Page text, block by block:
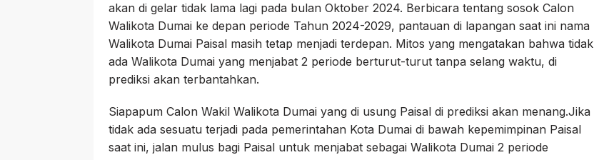
akan di gelar tidak lama lagi pada bulan Oktober 2024. Berbicara tentang sosok Calon
Walikota Dumai ke depan periode Tahun 2024-2029, pantauan di lapangan saat ini nama
Walikota Dumai Paisal masih tetap menjadi terdepan. Mitos yang mengatakan bahwa tidak
ada Walikota Dumai yang menjabat 2 periode berturut-turut tanpa selang waktu, di
prediksi akan terbantahkan.
Siapapum Calon Wakil Walikota Dumai yang di usung Paisal di prediksi akan menang.Jika
tidak ada sesuatu terjadi pada pemerintahan Kota Dumai di bawah kepemimpinan Paisal
saat ini, jalan mulus bagi Paisal untuk menjabat sebagai Walikota Dumai 2 periode